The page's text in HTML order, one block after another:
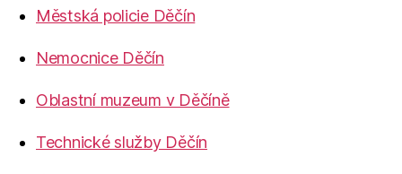
Městská policie Děčín
Nemocnice Děčín
Oblastní muzeum v Děčíně
Technické služby Děčín